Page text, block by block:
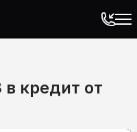
кредит от